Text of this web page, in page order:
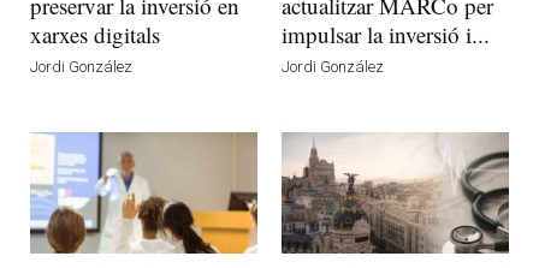
xarxes digitals
Jordi González
impulsar la inversió i...
Jordi González